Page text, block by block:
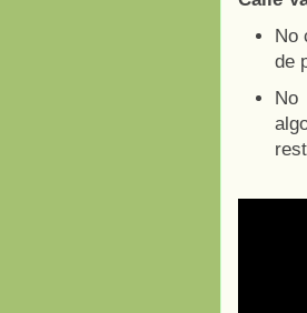
No
de
No